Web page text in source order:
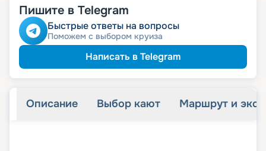
Пишите в Telegram
Быстрые ответы на вопросы
Поможем с выбором круиза
Написать в Telegram
Описание Выбор кают Маршрут и